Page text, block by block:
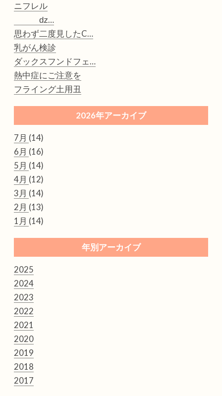
ニフレル
ǳ…
思わず二度見したC…
乳がん検診
ダックスフンドフェ…
熱中症にご注意を
フライング土用丑
2026年アーカイブ
7月 (14)
6月 (16)
5月 (14)
4月 (12)
3月 (14)
2月 (13)
1月 (14)
年別アーカイブ
2025
2024
2023
2022
2021
2020
2019
2018
2017